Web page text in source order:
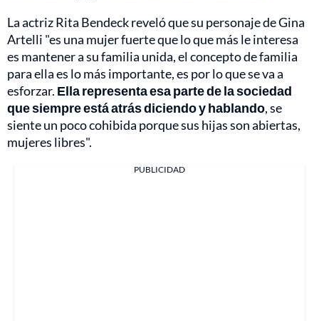
La actriz Rita Bendeck reveló que su personaje de Gina
Artelli "es una mujer fuerte que lo que más le interesa
es mantener a su familia unida, el concepto de familia
para ella es lo más importante, es por lo que se va a
esforzar. Ella representa esa parte de la sociedad
que siempre está atrás diciendo y hablando, se
siente un poco cohibida porque sus hijas son abiertas,
mujeres libres".
PUBLICIDAD